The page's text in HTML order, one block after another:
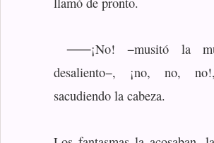
⸺¡No! −musitó la
desaliento−, ¡no, no,
sacudiendo la cabeza.